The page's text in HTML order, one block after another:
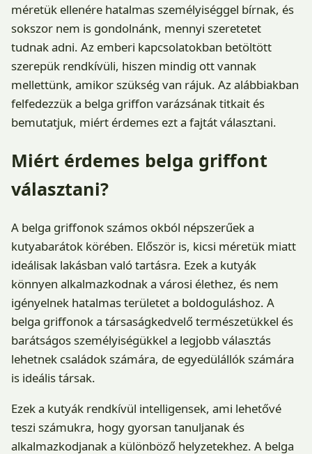
méretük ellenére hatalmas személyiséggel bírnak, és
sokszor nem is gondolnánk, mennyi szeretetet
tudnak adni. Az emberi kapcsolatokban betöltött
szerepük rendkívüli, hiszen mindig ott vannak
mellettünk, amikor szükség van rájuk. Az alábbiakban
felfedezzük a belga griffon varázsának titkait és
bemutatjuk, miért érdemes ezt a fajtát választani.
Miért érdemes belga griffont
választani?
A belga griffonok számos okból népszerűek a
kutyabarátok körében. Először is, kicsi méretük miatt
ideálisak lakásban való tartásra. Ezek a kutyák
könnyen alkalmazkodnak a városi élethez, és nem
igényelnek hatalmas területet a boldoguláshoz. A
belga griffonok a társaságkedvelő természetükkel és
barátságos személyiségükkel a legjobb választás
lehetnek családok számára, de egyedülállók számára
is ideális társak.
Ezek a kutyák rendkívül intelligensek, ami lehetővé
teszi számukra, hogy gyorsan tanuljanak és
alkalmazkodjanak a különböző helyzetekhez. A belga